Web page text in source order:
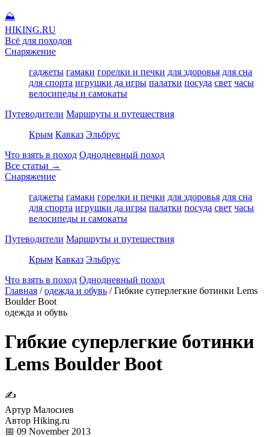
⛰
HIKING.RU
Всё для походов
Снаряжение
гаджеты гамаки горелки и печки для здоровья для сна
для спорта игрушки да игры палатки посуда свет часы
велосипеды и самокаты
Путеводители Маршруты и путешествия
Крым Кавказ Эльбрус
Что взять в поход Однодневный поход
Все статьи →
Снаряжение
гаджеты гамаки горелки и печки для здоровья для сна
для спорта игрушки да игры палатки посуда свет часы
велосипеды и самокаты
Путеводители Маршруты и путешествия
Крым Кавказ Эльбрус
Что взять в поход Однодневный поход
Главная / одежда и обувь / Гибкие суперлегкие ботинки Lems
Boulder Boot
одежда и обувь
Гибкие суперлегкие ботинки
Lems Boulder Boot
✍
Артур Малосиев
Автор Hiking.ru
📅 09 November 2013